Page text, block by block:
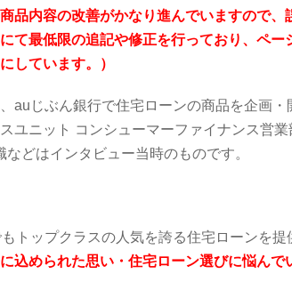
品内容の改善がかなり進んでいますので、
て最低限の追記や修正を行っており、ペー
しています。）
auじぶん銀行で住宅ローンの商品を企画・
ユニット コンシューマーファイナンス営業
どはインタビュー当時のものです。
トップクラスの人気を誇る住宅ローンを
込められた思い・住宅ローン選びに悩ん